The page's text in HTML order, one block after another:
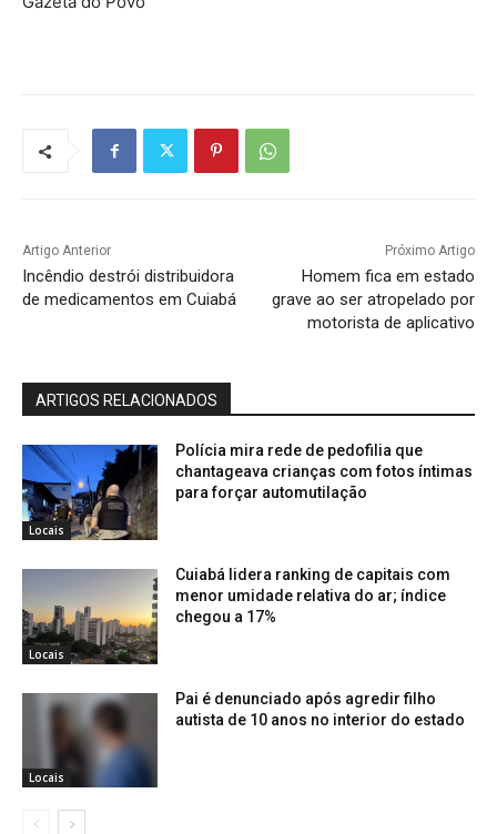
Artigo Anterior
Incêndio destrói distribuidora
de medicamentos em Cuiabá
Próximo Artigo
Homem fica em estado
grave ao ser atropelado por
motorista de aplicativo
ARTIGOS RELACIONADOS
Locais
Polícia mira rede de pedofilia que
chantageava crianças com fotos íntimas
para forçar automutilação
Locais
Cuiabá lidera ranking de capitais com
menor umidade relativa do ar; índice
chegou a 17%
Locais
Pai é denunciado após agredir filho
autista de 10 anos no interior do estado